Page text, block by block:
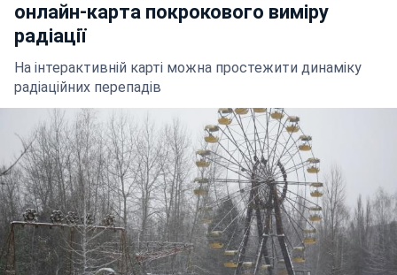
онлайн-карта покрокового виміру
радіації
На інтерактивній карті можна простежити динаміку
радіаційних перепадів